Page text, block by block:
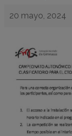
20 mayo, 2024